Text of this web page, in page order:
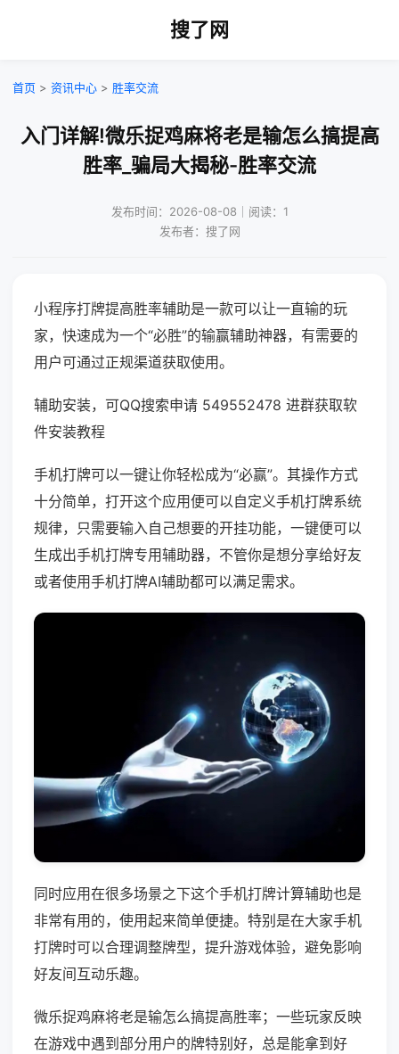
搜了网
首页 > 资讯中心 > 胜率交流
入门详解!微乐捉鸡麻将老是输怎么搞提高
胜率_骗局大揭秘-胜率交流
发布时间：2026-08-08｜阅读：1
发布者：搜了网
小程序打牌提高胜率辅助是一款可以让一直输的玩
家，快速成为一个“必胜”的输赢辅助神器，有需要的
用户可通过正规渠道获取使用。
辅助安装，可QQ搜索申请 549552478 进群获取软
件安装教程
手机打牌可以一键让你轻松成为“必赢”。其操作方式
十分简单，打开这个应用便可以自定义手机打牌系统
规律，只需要输入自己想要的开挂功能，一键便可以
生成出手机打牌专用辅助器，不管你是想分享给好友
或者使用手机打牌AI辅助都可以满足需求。
同时应用在很多场景之下这个手机打牌计算辅助也是
非常有用的，使用起来简单便捷。特别是在大家手机
打牌时可以合理调整牌型，提升游戏体验，避免影响
好友间互动乐趣。
微乐捉鸡麻将老是输怎么搞提高胜率；一些玩家反映
在游戏中遇到部分用户的牌特别好，总是能拿到好